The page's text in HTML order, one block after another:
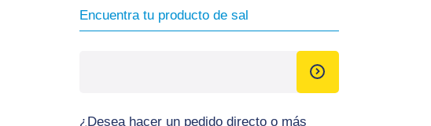
Encuentra tu producto de sal
¿Desea hacer un pedido directo o más